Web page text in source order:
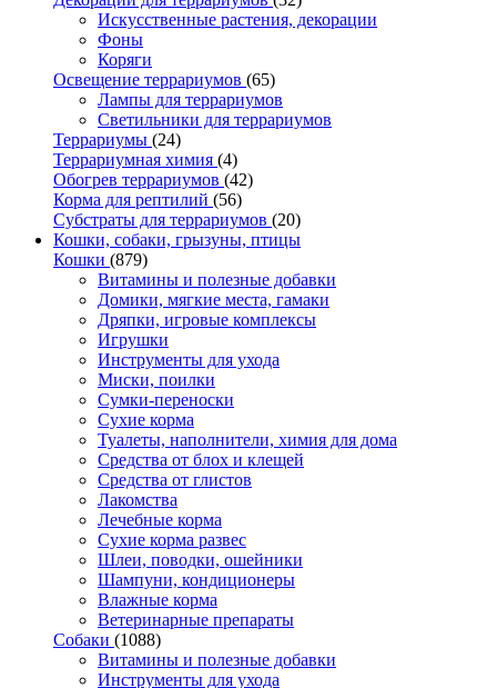
Искусственные растения, декорации
Фоны
Коряги
Освещение террариумов (65)
Лампы для террариумов
Светильники для террариумов
Террариумы (24)
Террариумная химия (4)
Обогрев террариумов (42)
Корма для рептилий (56)
Субстраты для террариумов (20)
Кошки, собаки, грызуны, птицы
Кошки (879)
Витамины и полезные добавки
Домики, мягкие места, гамаки
Дряпки, игровые комплексы
Игрушки
Инструменты для ухода
Миски, поилки
Сумки-переноски
Сухие корма
Туалеты, наполнители, химия для дома
Средства от блох и клещей
Средства от глистов
Лакомства
Лечебные корма
Сухие корма развес
Шлеи, поводки, ошейники
Шампуни, кондиционеры
Влажные корма
Ветеринарные препараты
Собаки (1088)
Витамины и полезные добавки
Инструменты для ухода